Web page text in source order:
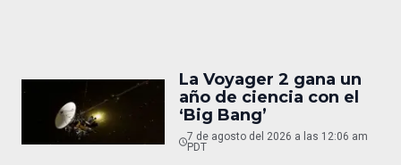
La Voyager 2 gana un
año de ciencia con el
‘Big Bang’
7 de agosto del 2026 a las 12:06 am
PDT